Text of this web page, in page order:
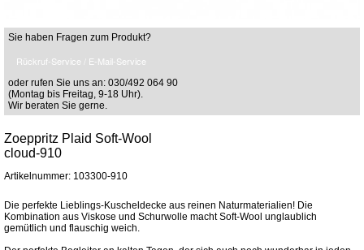
Sie haben Fragen zum Produkt?
Rückruf-Service / E-Mail-Service
oder rufen Sie uns an: 030/492 064 90
(Montag bis Freitag, 9-18 Uhr).
Wir beraten Sie gerne.
Zoeppritz Plaid Soft-Wool
cloud-910
Artikelnummer: 103300-910
Die perfekte Lieblings-Kuscheldecke aus reinen Naturmaterialien! Die
Kombination aus Viskose und Schurwolle macht Soft-Wool unglaublich
gemütlich und flauschig weich.